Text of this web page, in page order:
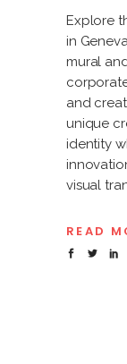
Explore
in
mural
and
unique
identity
visual
READ